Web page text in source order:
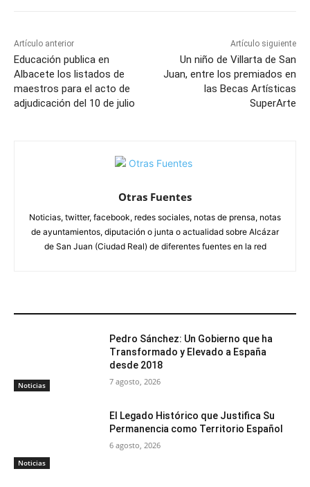
Artículo anterior
Educación publica en
Albacete los listados de
maestros para el acto de
adjudicación del 10 de julio
Artículo siguiente
Un niño de Villarta de San
Juan, entre los premiados en
las Becas Artísticas
SuperArte
Otras Fuentes
Noticias, twitter, facebook, redes sociales, notas de prensa, notas
de ayuntamientos, diputación o junta o actualidad sobre Alcázar
de San Juan (Ciudad Real) de diferentes fuentes en la red
Noticias
Pedro Sánchez: Un Gobierno que ha
Transformado y Elevado a España
desde 2018
7 agosto, 2026
Noticias
El Legado Histórico que Justifica Su
Permanencia como Territorio Español
6 agosto, 2026